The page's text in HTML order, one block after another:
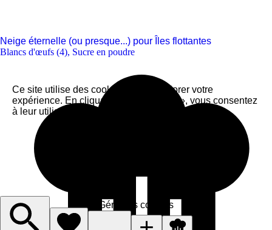
Neige éternelle (ou presque...) pour Îles flottantes
Blancs d'œufs (4), Sucre en poudre
Ce site utilise des cookies pour améliorer votre
expérience. En cliquant sur « Accepter », vous consentez
à leur utilisation.
Gérer les cookies